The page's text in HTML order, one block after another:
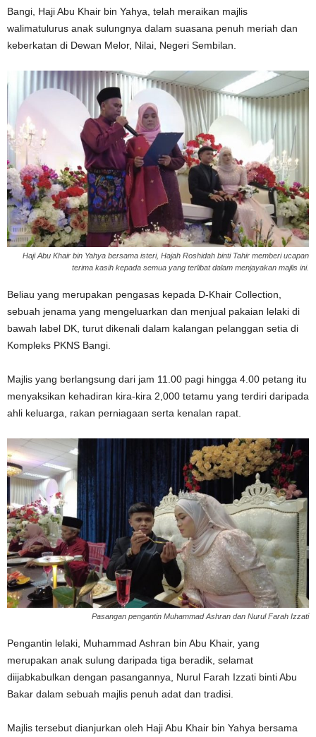
Bangi, Haji Abu Khair bin Yahya, telah meraikan majlis
walimatulurus anak sulungnya dalam suasana penuh meriah dan
keberkatan di Dewan Melor, Nilai, Negeri Sembilan.
Haji Abu Khair bin Yahya bersama isteri, Hajah Roshidah binti Tahir memberi ucapan
terima kasih kepada semua yang terlibat dalam menjayakan majlis ini.
Beliau yang merupakan pengasas kepada D-Khair Collection
sebuah jenama yang mengeluarkan dan menjual pakaian lelaki di
bawah label DK, turut dikenali dalam kalangan pelanggan setia di
Kompleks PKNS Bangi.
Majlis yang berlangsung dari jam 11.00 pagi hingga 4.00 petang itu
menyaksikan kehadiran kira-kira 2,000 tetamu yang terdiri daripada
ahli keluarga, rakan perniagaan serta kenalan rapat.
Pasangan pengantin Muhammad Ashran dan Nurul Farah Izzati
Pengantin lelaki, Muhammad Ashran bin Abu Khair, yang
merupakan anak sulung daripada tiga beradik, selamat
diijabkabulkan dengan pasangannya, Nurul Farah Izzati binti Abu
Bakar dalam sebuah majlis penuh adat dan tradisi.
Majlis tersebut dianjurkan oleh Haji Abu Khair bin Yahya bersama